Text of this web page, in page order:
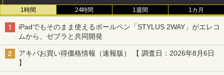
1時間 24時間 1週間 1カ月
iPadでもそのまま使えるボールペン「STYLUS 2WAY」がエレコ
ムから、ゼブラと共同開発
アキバお買い得価格情報（速報版） 【 調査日：2026年8月6日
】